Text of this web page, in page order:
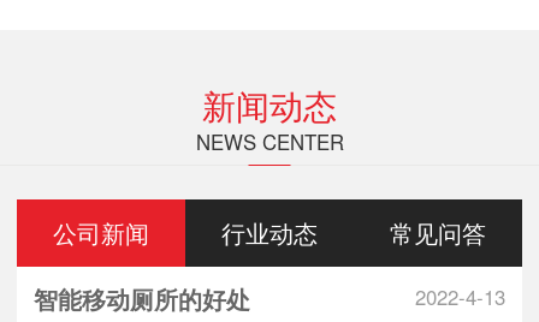
新闻动态
NEWS CENTER
公司新闻 行业动态 常见问答
2022-4-13
智能移动厕所的好处